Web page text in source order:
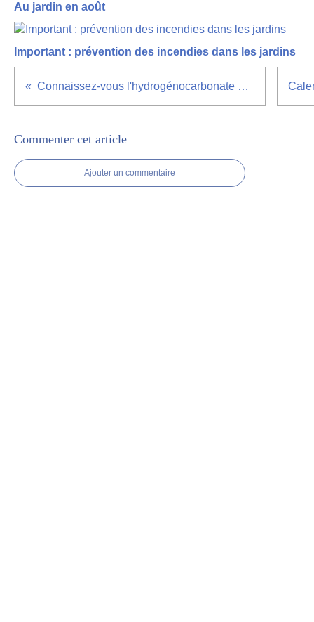
Au jardin en août
Important : prévention des incendies dans les jardins
Connaissez-vous l'hydrogénocarbonate de sodium ?
Commenter cet article
Ajouter un commentaire